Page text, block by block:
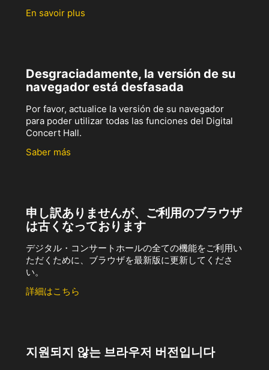
En savoir plus
Desgraciadamente, la versión de su
navegador está desfasada
Por favor, actualice la versión de su navegador
para poder utilizar todas las funciones del Digital
Concert Hall.
Saber más
申し訳ありませんが、ご利用のブラウザ
は古くなっております
デジタル・コンサートホールの全ての機能をご利用い
ただくために、ブラウザを最新版に更新してくださ
い。
詳細はこちら
지원되지 않는 브라우저 버전입니다